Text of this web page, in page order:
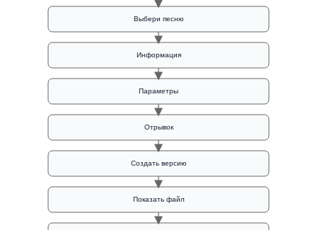
Выбери песню
Информация
Параметры
Отрывок
Создать версию
Показать файл